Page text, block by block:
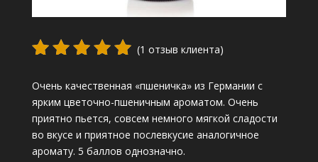
5.00из 5
на
основе
опроса
пользоват
(1 отзыв клиента)
Очень качественная «пшеничка» из Германии с
ярким цветочно-пшеничным ароматом. Очень
приятно пьется, совсем немного мягкой сладости
во вкусе и приятное послевкусие аналогичное
аромату. 5 баллов однозначно.